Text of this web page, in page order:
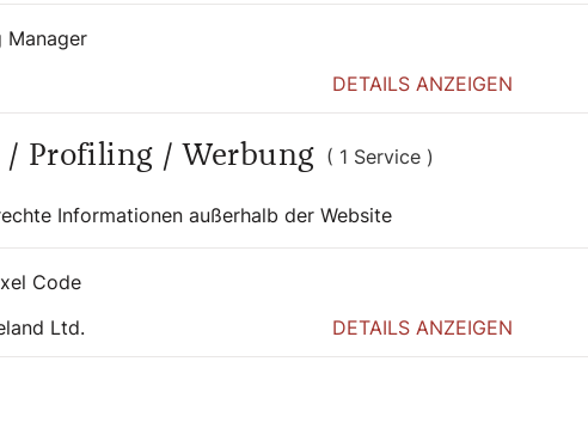
11. Juni 2026|Politik
Burjan-Gedenken
Manager
DETAILS ANZEIGEN
/ Profiling / Werbung ( 1 Service )
Informationen außerhalb der Website
Code
Ltd.
DETAILS ANZEIGEN